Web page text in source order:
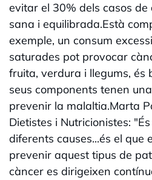
evitar el 30% dels casos
sana i equilibrada.Està
exemple, un consum
saturades pot provocar
fruita, verdura i llegums, és
seus components tenen
prevenir la malaltia.Marta
Dietistes i Nutricionistes:
diferents causes...és el que
prevenir aquest tipus de
càncer es dirigeixen